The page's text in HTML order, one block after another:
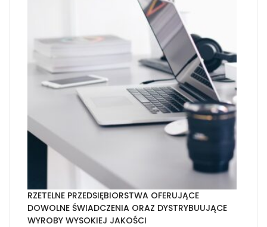
RZETELNE PRZEDSIĘBIORSTWA OFERUJĄCE
DOWOLNE ŚWIADCZENIA ORAZ DYSTRYBUUJĄCE
WYROBY WYSOKIEJ JAKOŚCI